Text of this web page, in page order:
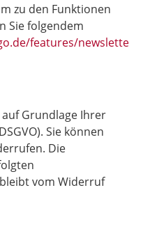
zu den Funktionen
Sie folgendem
features/newslette
Grundlage Ihrer
Sie können
Die
vom Widerruf